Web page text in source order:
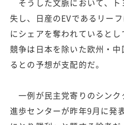
失し、日産のEVであるリー
にシェアを奪われていると
競争は日本を除いた欧州・
るとの予想が支配的だ。
一例が民主党寄りのシンク
進歩センターが昨年9月に発